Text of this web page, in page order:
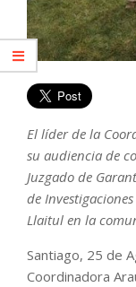
El líder de la
su audiencia de
Juzgado de
de
Llaitul en la
Santiago, 25 de
Coordinadora